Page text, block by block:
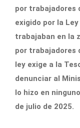
por trabajadores
exigido por la
trabajaban en la
por trabajadores
ley exige a la
denunciar al
lo hizo en
de julio de 2025.